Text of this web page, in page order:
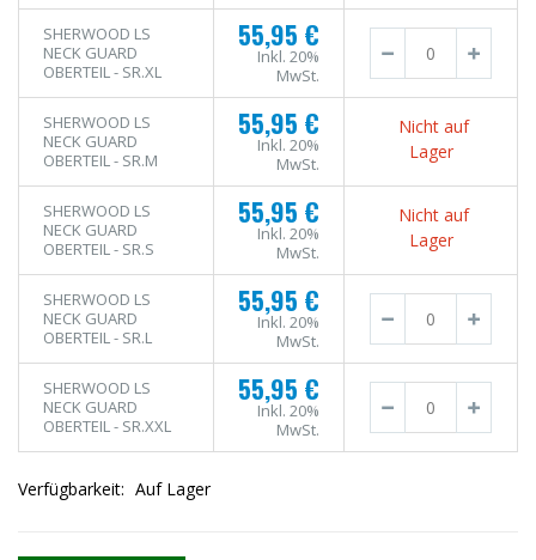
SHERWOOD LS
NECK GUARD
OBERTEIL - SR.XL
55,95 €
Inkl. 20%
MwSt.
SHERWOOD LS
NECK GUARD
OBERTEIL - SR.M
55,95 €
Inkl. 20%
MwSt.
Nicht auf
Lager
SHERWOOD LS
NECK GUARD
OBERTEIL - SR.S
55,95 €
Inkl. 20%
MwSt.
Nicht auf
Lager
SHERWOOD LS
NECK GUARD
OBERTEIL - SR.L
55,95 €
Inkl. 20%
MwSt.
SHERWOOD LS
NECK GUARD
OBERTEIL - SR.XXL
55,95 €
Inkl. 20%
MwSt.
Verfügbarkeit: Auf Lager